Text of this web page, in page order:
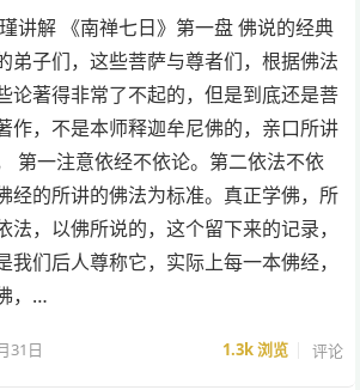
讲解 《南禅七日》第一盘 佛说的经典
弟子们，这些菩萨与尊者们，根据佛法
论著得非常了不起的，但是到底还是菩
作，不是本师释迦牟尼佛的，亲口所讲
第一注意依经不依论。第二依法不依
经的所讲的佛法为标准。真正学佛，所
法，以佛所说的，这个留下来的记录，
我们后人尊称它，实际上每一本佛经，
，…
31日 1.3k浏览 评论